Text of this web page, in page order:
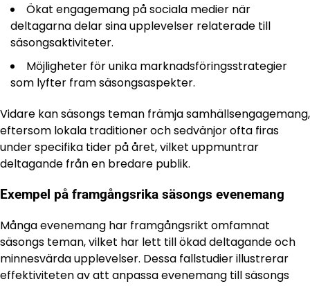
Ökat engagemang på sociala medier när
deltagarna delar sina upplevelser relaterade till
säsongsaktiviteter.
Möjligheter för unika marknadsföringsstrategier
som lyfter fram säsongsaspekter.
Vidare kan säsongs teman främja samhällsengagemang,
eftersom lokala traditioner och sedvänjor ofta firas
under specifika tider på året, vilket uppmuntrar
deltagande från en bredare publik.
Exempel på framgångsrika säsongs evenemang
Många evenemang har framgångsrikt omfamnat
säsongs teman, vilket har lett till ökad deltagande och
minnesvärda upplevelser. Dessa fallstudier illustrerar
effektiviteten av att anpassa evenemang till säsongs